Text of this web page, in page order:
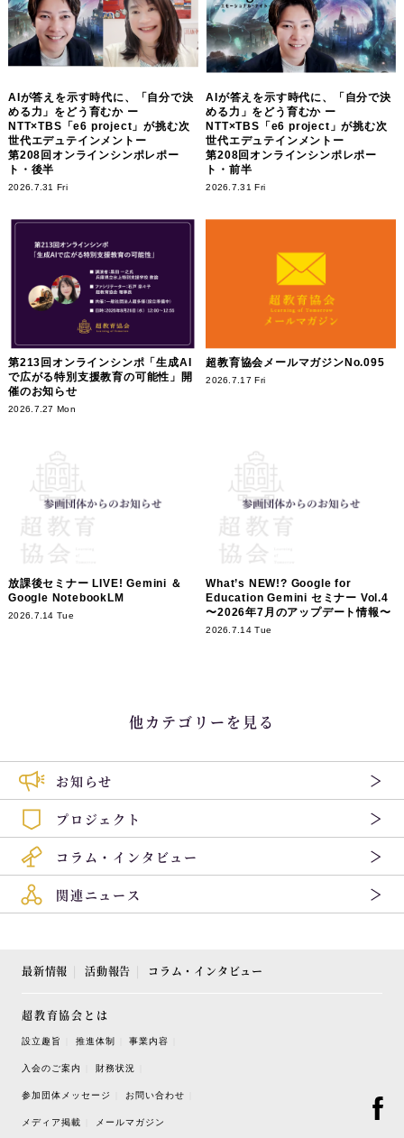
AIが答えを示す時代に、「自分で決
める力」をどう育むか ー
NTT×TBS「e6 project」が挑む次
世代エデュテインメントー
第208回オンラインシンポレポー
ト・後半
2026.7.31 Fri
AIが答えを示す時代に、「自分で決
める力」をどう育むか ー
NTT×TBS「e6 project」が挑む次
世代エデュテインメントー
第208回オンラインシンポレポー
ト・前半
2026.7.31 Fri
第213回オンラインシンポ「生成AI
で広がる特別支援教育の可能性」開
催のお知らせ
2026.7.27 Mon
超教育協会メールマガジンNo.095
2026.7.17 Fri
放課後セミナー LIVE! Gemini ＆
Google NotebookLM
2026.7.14 Tue
What’s NEW!? Google for
Education Gemini セミナー Vol.4
〜2026年7月のアップデート情報〜
2026.7.14 Tue
他カテゴリーを見る
お知らせ
プロジェクト
コラム・インタビュー
関連ニュース
最新情報 活動報告 コラム・インタビュー
超教育協会とは
設立趣旨 推進体制 事業内容
入会のご案内 財務状況
参加団体メッセージ お問い合わせ
メディア掲載 メールマガジン